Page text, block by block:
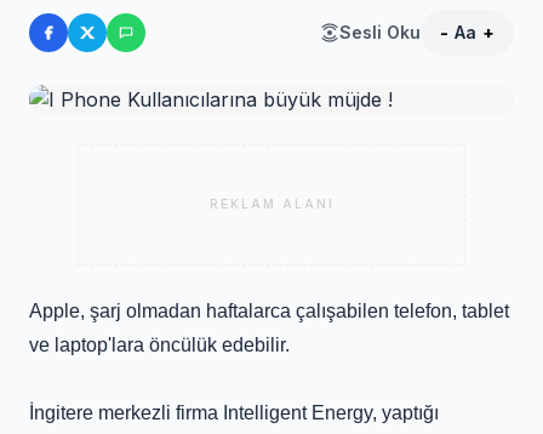
Sesli Oku - Aa +
REKLAM ALANI
Apple, şarj olmadan haftalarca çalışabilen telefon, tablet
ve laptop'lara öncülük edebilir.
İngitere merkezli firma Intelligent Energy, yaptığı